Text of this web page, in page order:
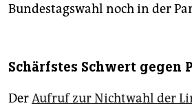
Bundestagswahl noch in der
Schärfstes Schwert gegen
DerAufruf zur Nichtwahl der